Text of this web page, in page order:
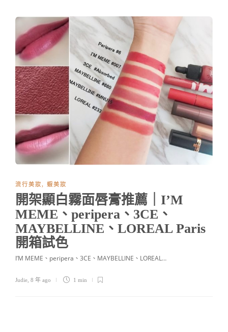
流行美妝, 蝦美妝
開架顯白霧面唇膏推薦｜I’M
MEME、peripera、3CE、
MAYBELLINE、LOREAL Paris
開箱試色
I’M MEME、peripera、3CE、MAYBELLINE、LOREAL…
Judie 8 年 ago 1 min